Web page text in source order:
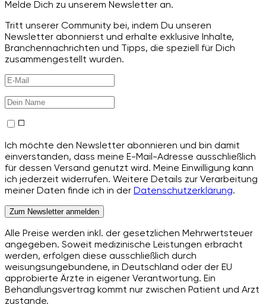
Melde Dich zu unserem Newsletter an.
Tritt unserer Community bei, indem Du unseren
Newsletter abonnierst und erhalte exklusive Inhalte,
Branchennachrichten und Tipps, die speziell für Dich
zusammengestellt wurden.
Ich möchte den Newsletter abonnieren und bin damit
einverstanden, dass meine E-Mail-Adresse ausschließlich
für dessen Versand genutzt wird. Meine Einwilligung kann
ich jederzeit widerrufen. Weitere Details zur Verarbeitung
meiner Daten finde ich in der Datenschutzerklärung.
Zum Newsletter anmelden
Alle Preise werden inkl. der gesetzlichen Mehrwertsteuer
angegeben. Soweit medizinische Leistungen erbracht
werden, erfolgen diese ausschließlich durch
weisungsungebundene, in Deutschland oder der EU
approbierte Ärzte in eigener Verantwortung. Ein
Behandlungsvertrag kommt nur zwischen Patient und Arzt
zustande.